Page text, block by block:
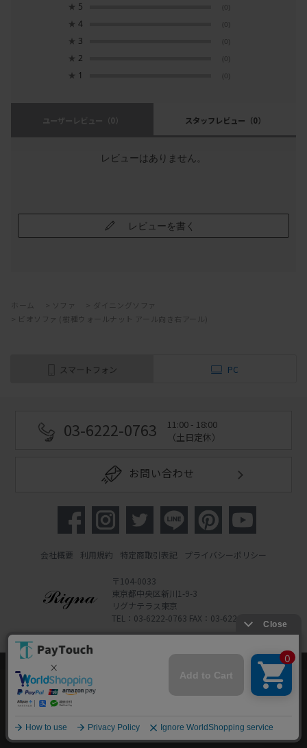
★ 5 (0)
★ 4 (0)
★ 3 (0)
★ 2 (0)
★ 1 (0)
ユーザーレビュー （0） スタッフレビュー （0）
レビューはありません。
レビューを書く
ホーム ソファ
ダイニングソファ
ビオソファ (樹種ウォールナット アール向き右アール)
スマートフォン PC
03-6222-0763
11:00 - 18:00
（土日定休）
お問い合わせ
会社概要 利用規約 特定商取引表記 プライバシーポリシー
〒104-0033
東京都中央区新川1-9-3
リグナテラス東京
TEL：03-6222-0763 FAX：03-6222-0762
Powered by Watahan Partners Co., Ltd.
当ウェブサイトでは、お客様により良いサービス
をご提供するため、クッキーを利用しています。
サイト利用を継続することにより、クッキーの使
細はこちら」をご覧ください。
同意する